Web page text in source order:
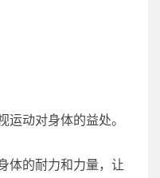
动对身体的益处。
体的耐力和力量，让